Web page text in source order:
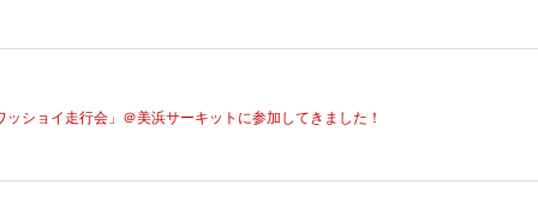
ッショイ走行会」＠美浜サーキットに参加してきました！